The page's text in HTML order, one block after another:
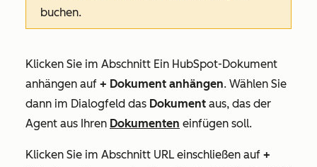
buchen.
Klicken Sie im Abschnitt Ein HubSpot-Dokument
anhängen auf + Dokument anhängen. Wählen Sie
dann im Dialogfeld das Dokument aus, das der
Agent aus Ihren Dokumenten einfügen soll.
Klicken Sie im Abschnitt URL einschließen auf +